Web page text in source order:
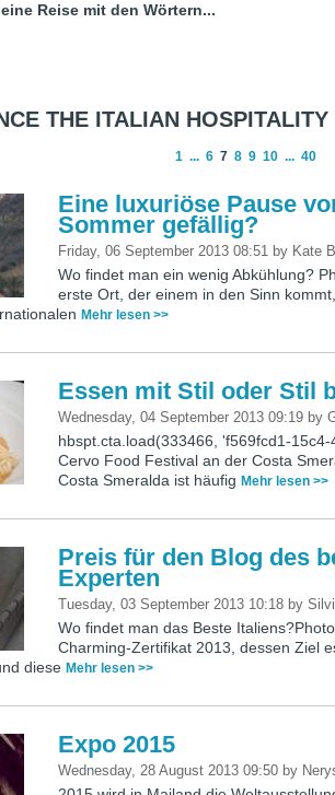
Reise mit den Wörtern...
THE ITALIAN HOSPITALITY
1 ... 6 7 8 9 10 ... 40
Eine luxuriöse Pause
Sommer gefällig?
Friday, 06 September 2013 08:51 by Kate
Wo findet man ein wenig Abkühlung?
erste Ort, der einem in den Sinn
Mehr lesen >>
Essen mit Stil oder Stil
Wednesday, 04 September 2013 09:19 by
hbspt.cta.load(333466, 'f569fcd1-
Cervo Food Festival an der Costa
Costa Smeralda ist häufigMehr lesen >>
Preis für den Blog des
Experten
Tuesday, 03 September 2013 10:18 by
Wo findet man das Beste
Charming-Zertifikat 2013, dessen Ziel
diese Mehr lesen >>
Expo 2015
Wednesday, 28 August 2013 09:50 by